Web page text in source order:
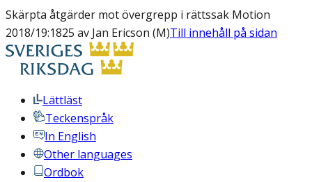
Skärpta åtgärder mot övergrepp i rättssak Motion
2018/19:1825 av Jan Ericson (M)Till innehåll på sidan
Lättläst
Teckenspråk
In English
Other languages
Ordbok